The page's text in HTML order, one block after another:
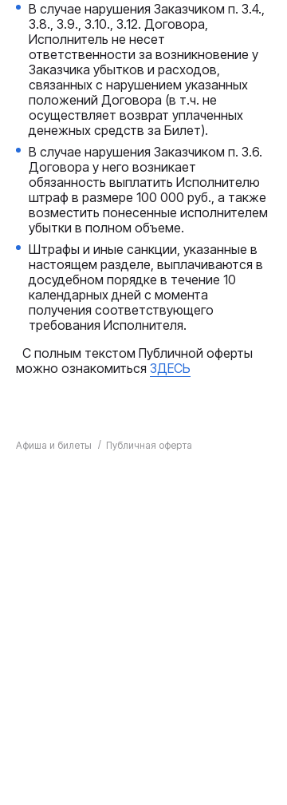
В случае нарушения Заказчиком п. 3.4.,
3.8., 3.9., 3.10., 3.12. Договора,
Исполнитель не несет
ответственности за возникновение у
Заказчика убытков и расходов,
связанных с нарушением указанных
положений Договора (в т.ч. не
осуществляет возврат уплаченных
денежных средств за Билет).
В случае нарушения Заказчиком п. 3.6.
Договора у него возникает
обязанность выплатить Исполнителю
штраф в размере 100 000 руб., а также
возместить понесенные исполнителем
убытки в полном объеме.
Штрафы и иные санкции, указанные в
настоящем разделе, выплачиваются в
досудебном порядке в течение 10
календарных дней с момента
получения соответствующего
требования Исполнителя.
С полным текстом Публичной оферты
можно ознакомиться ЗДЕСЬ
Афиша и билеты Публичная оферта